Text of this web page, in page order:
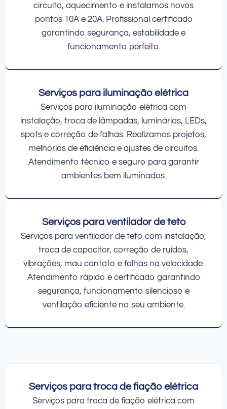
circuito, aquecimento e instalamos novos
pontos 10A e 20A. Profissional certificado
garantindo segurança, estabilidade e
funcionamento perfeito.
Serviços para iluminação elétrica
Serviços para iluminação elétrica com
instalação, troca de lâmpadas, luminárias, LEDs,
spots e correção de falhas. Realizamos projetos,
melhorias de eficiência e ajustes de circuitos.
Atendimento técnico e seguro para garantir
ambientes bem iluminados.
Serviços para ventilador de teto
Serviços para ventilador de teto com instalação,
troca de capacitor, correção de ruídos,
vibrações, mau contato e falhas na velocidade.
Atendimento rápido e certificado garantindo
segurança, funcionamento silencioso e
ventilação eficiente no seu ambiente.
Serviços para troca de fiação elétrica
Serviços para troca de fiação elétrica com